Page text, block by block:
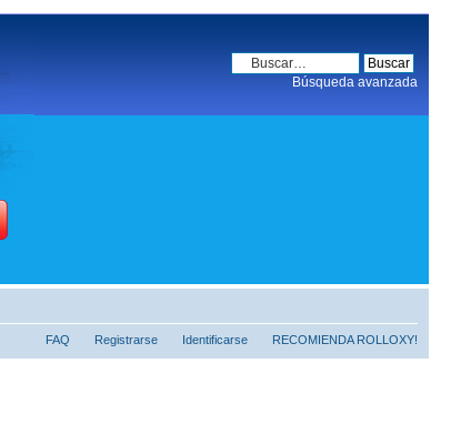
Búsqueda avanzada
FAQ Registrarse Identificarse RECOMIENDA ROLLOXY!